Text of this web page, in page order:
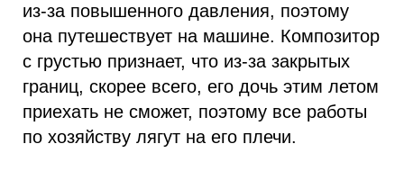
из-за повышенного давления, поэтому
она путешествует на машине. Композитор
с грустью признает, что из-за закрытых
границ, скорее всего, его дочь этим летом
приехать не сможет, поэтому все работы
по хозяйству лягут на его плечи.